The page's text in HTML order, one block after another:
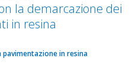
la demarcazione dei
in resina